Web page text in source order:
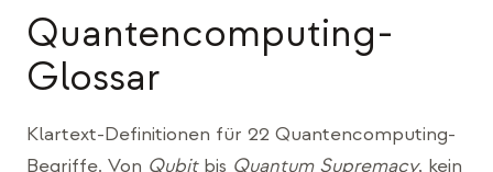
Enthusiasten
Lehrkräfte
Kinder & Eltern
Quantencomputing-
Glossar
Klartext-Definitionen für 22 Quantencomputing-
Begriffe. Von Qubitbis Quantum Supremacy, kein